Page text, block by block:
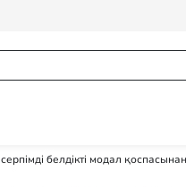
серпімді белдікті модал